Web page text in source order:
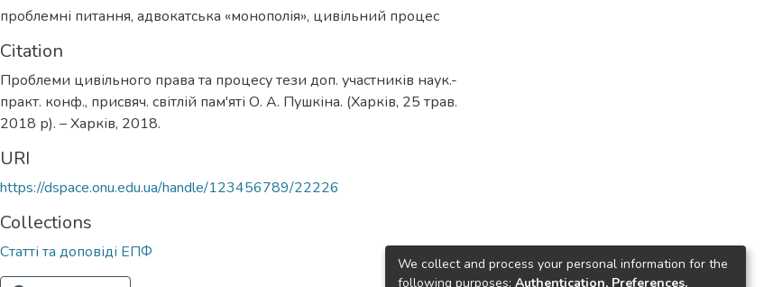
проблемні питання, адвокатська «монополія», цивільний процес
Citation
Проблеми цивільного права та процесу тези доп. участників наук.-
практ. конф., присвяч. світлій пам'яті О. А. Пушкіна. (Харків, 25 трав.
2018 р). – Харків, 2018.
URI
https://dspace.onu.edu.ua/handle/123456789/22226
Collections
Статті та доповіді ЕПФ
We collect and process your personal information for the
following purposes: Authentication, Preferences,